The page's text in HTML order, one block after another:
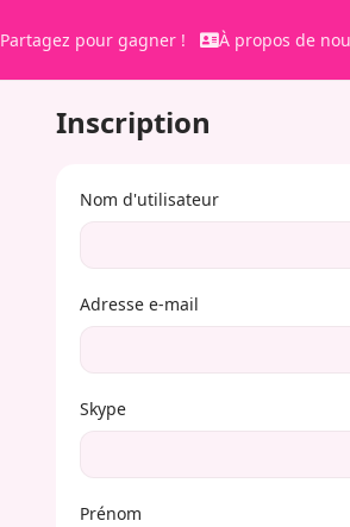
Partagez pour gagner ! À propos de
Inscription
Nom d'utilisateur
Adresse e-mail
Skype
Prénom